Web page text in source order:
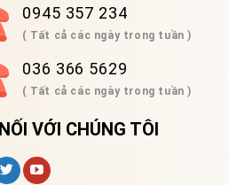
0945 357 234
( Tất cả các ngày trong tuần )
036 366 5629
( Tất cả các ngày trong tuần )
VỚI CHÚNG TÔI